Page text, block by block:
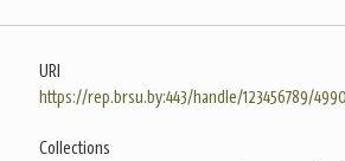
URI
https://rep.brsu.by:443/handle/123456789/4990
Collections